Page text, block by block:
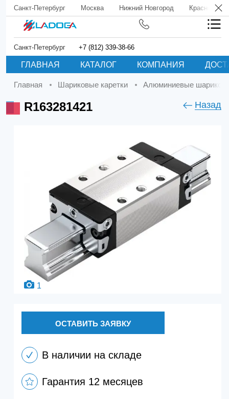
Санкт-Петербург Москва Нижний Новгород Краснодар
Санкт-Петербург +7 (812) 339-38-66
ГЛАВНАЯ КАТАЛОГ КОМПАНИЯ
Главная Шариковые каретки Алюминиевые
R163281421 Назад
1
ОСТАВИТЬ ЗАЯВКУ
В наличии на складе
Гарантия 12 месяцев